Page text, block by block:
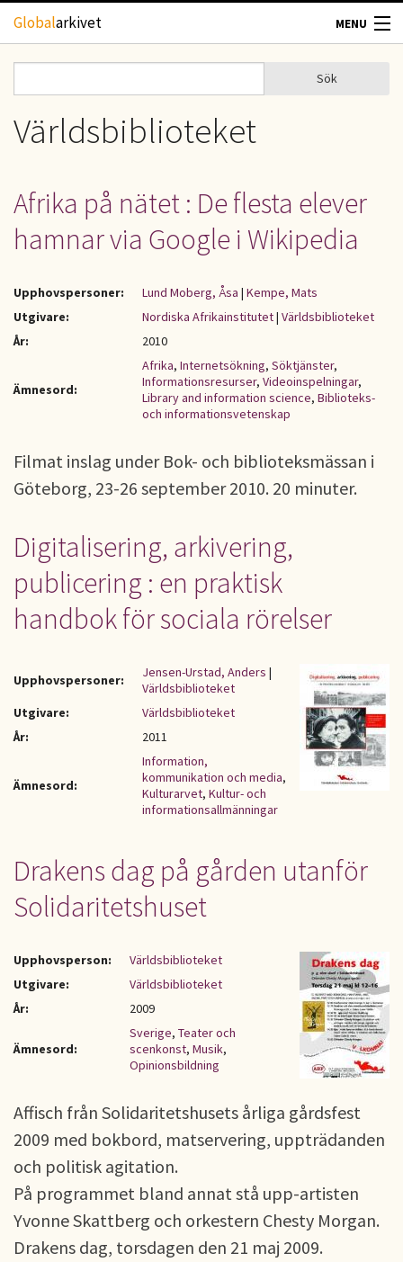
Hoppa till huvudinnehåll
Globalarkivet MENU
TIDSKRIFTER
GEOGRAFI
UPPHOVSRÄTT
KONTAKT
Sökformulär
Sök
Världsbiblioteket
Afrika på nätet : De flesta elever
hamnar via Google i Wikipedia
Upphovspersoner: Lund Moberg, Åsa | Kempe, Mats
Utgivare:
Nordiska Afrikainstitutet| Världsbiblioteket
År:
2010
Ämnesord:
Afrika, Internetsökning, Söktjänster,
Informationsresurser, Videoinspelningar,
Library and information science, Biblioteks-
och informationsvetenskap
Filmat inslag under Bok- och biblioteksmässan i
Göteborg, 23-26 september 2010. 20 minuter.
Digitalisering, arkivering,
publicering : en praktisk
handbok för sociala rörelser
Upphovspersoner: Jensen-Urstad, Anders |
Världsbiblioteket
Utgivare:
Världsbiblioteket
År:
2011
Ämnesord:
Information,
kommunikation och media,
Kulturarvet, Kultur- och
informationsallmänningar
Drakens dag på gården utanför
Solidaritetshuset
Upphovsperson:
Världsbiblioteket
Utgivare:
Världsbiblioteket
År:
2009
Ämnesord:
Sverige, Teater och
scenkonst, Musik,
Opinionsbildning
Affisch från Solidaritetshusets årliga gårdsfest
2009 med bokbord, matservering, uppträdanden
och politisk agitation.
På programmet bland annat stå upp-artisten
Yvonne Skattberg och orkestern Chesty Morgan.
Drakens dag, torsdagen den 21 maj 2009.